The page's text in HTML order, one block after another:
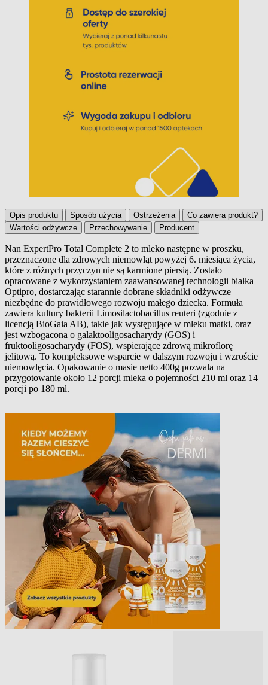
Opis produktu Sposób użycia Ostrzeżenia
Co zawiera produkt?
Wartości odżywcze
Przechowywanie Producent
Opis produktu
Nan ExpertPro Total Complete 2 to mleko następne w proszku,
przeznaczone dla zdrowych niemowląt powyżej 6. miesiąca życia,
które z różnych przyczyn nie są karmione piersią. Zostało
opracowane z wykorzystaniem zaawansowanej technologii białka
Optipro, dostarczając starannie dobrane składniki odżywcze
niezbędne do prawidłowego rozwoju małego dziecka. Formuła
zawiera kultury bakterii Limosilactobacillus reuteri (zgodnie z
licencją BioGaia AB), takie jak występujące w mleku matki, oraz
jest wzbogacona o galaktooligosacharydy (GOS) i
fruktooligosacharydy (FOS), wspierające zdrową mikroflorę
jelitową. To kompleksowe wsparcie w dalszym rozwoju i wzroście
niemowlęcia. Opakowanie o masie netto 400g pozwala na
przygotowanie około 12 porcji mleka o pojemności 210 ml oraz 14
porcji po 180 ml.